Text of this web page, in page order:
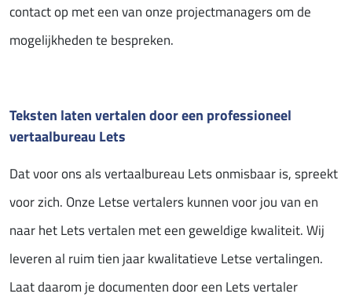
contact op met een van onze projectmanagers om de
mogelijkheden te bespreken.
Teksten laten vertalen door een professioneel
vertaalbureau Lets
Dat voor ons als vertaalbureau Lets onmisbaar is, spreekt
voor zich. Onze Letse vertalers kunnen voor jou van en
naar het Lets vertalen met een geweldige kwaliteit. Wij
leveren al ruim tien jaar kwalitatieve Letse vertalingen.
Laat daarom je documenten door een Lets vertaler